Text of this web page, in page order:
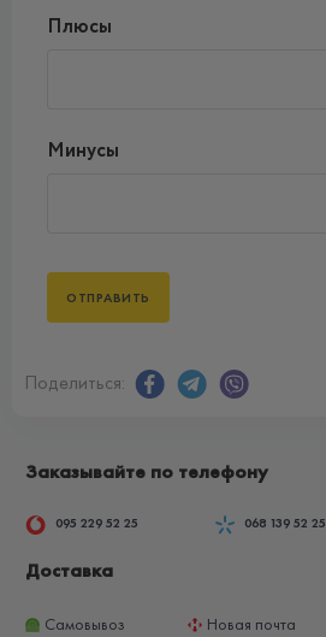
Плюсы
Минусы
Поделиться:
Заказывайте по телефону
095 229 52 25 068 139 52 25
Доставка
Самовывоз Новая почта